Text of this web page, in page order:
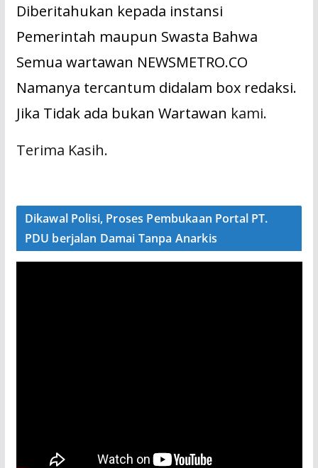
Diberitahukan kepada instansi
Pemerintah maupun Swasta Bahwa
Semua wartawan NEWSMETRO.CO
Namanya tercantum didalam box redaksi.
Jika Tidak ada bukan Wartawan kami.
Terima Kasih.
Dikawal Polisi, Proses Pembukaan Portal PT.
PDU berjalan Damai Tanpa Anarkis